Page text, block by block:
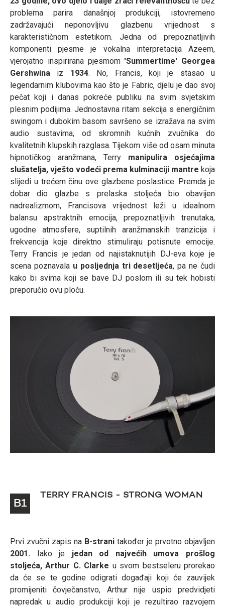
problema parira današnjoj produkciji, istovremeno
zadržavajući neponovljivu glazbenu vrijednost s
karakterističnom estetikom. Jedna od prepoznatljivih
komponenti pjesme je vokalna interpretacija Azeem,
vjerojatno inspirirana pjesmom 'Summertime' Georgea
Gershwina iz 1934. No, Francis, koji je stasao u
legendarnim klubovima kao što je Fabric, djelu je dao svoj
pečat koji i danas pokreće publiku na svim svjetskim
plesnim podijima. Jednostavna ritam sekcija s energičnim
swingom i dubokim basom savršeno se izražava na svim
audio sustavima, od skromnih kućnih zvučnika do
kvalitetnih klupskih razglasa. Tijekom više od osam minuta
hipnotičkog aranžmana, Terry manipulira osjećajima
slušatelja, vješto vodeći prema kulminaciji mantre koja
slijedi u trećem činu ove glazbene poslastice. Premda je
dobar dio glazbe s prelaska stoljeća bio obavijen
nadrealizmom, Francisova vrijednost leži u idealnom
balansu apstraktnih emocija, prepoznatljivih trenutaka,
ugodne atmosfere, suptilnih aranžmanskih tranzicija i
frekvencija koje direktno stimuliraju potisnute emocije.
Terry Francis je jedan od najistaknutijih DJ-eva koje je
scena poznavala u posljednja tri desetljeća, pa ne čudi
kako bi svima koji se bave DJ poslom ili su tek hobisti
preporučio ovu ploču.
B1
TERRY FRANCIS - STRONG WOMAN
Prvi zvučni zapis na B-strani također je prvotno objavljen
2001. Iako je jedan od najvećih umova prošlog
stoljeća, Arthur C. Clarke u svom bestseleru prorekao
da će se te godine odigrati događaji koji će zauvijek
promijeniti čovječanstvo, Arthur nije uspio predvidjeti
napredak u audio produkciji koji je rezultirao razvojem